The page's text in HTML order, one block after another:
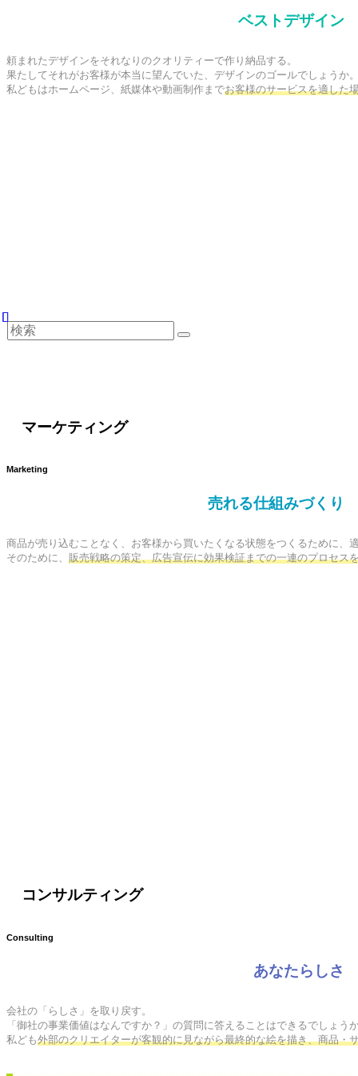
ベストデザイン
頼まれたデザインをそれなりのクオリティーで作り納品する。
果たしてそれがお客様が本当に望んでいた、デザインのゴールでしょうか
私どもはホームページ、紙媒体や動画制作までお客様のサービスを適した
マーケティング
Marketing
売れる仕組みづくり
商品が売り込むことなく、お客様から買いたくなる状態をつくるために
そのために、 販売戦略の策定、広告宣伝に効果検証までの一連のプロセス
コンサルティング
Consulting
あなたらしさ
会社の「らしさ」を取り戻す。
「御社の事業価値はなんですか？」の質問に答えることはできるでしょう
私ども外部のクリエイターが客観的に見ながら最終的な絵を描き、商品・